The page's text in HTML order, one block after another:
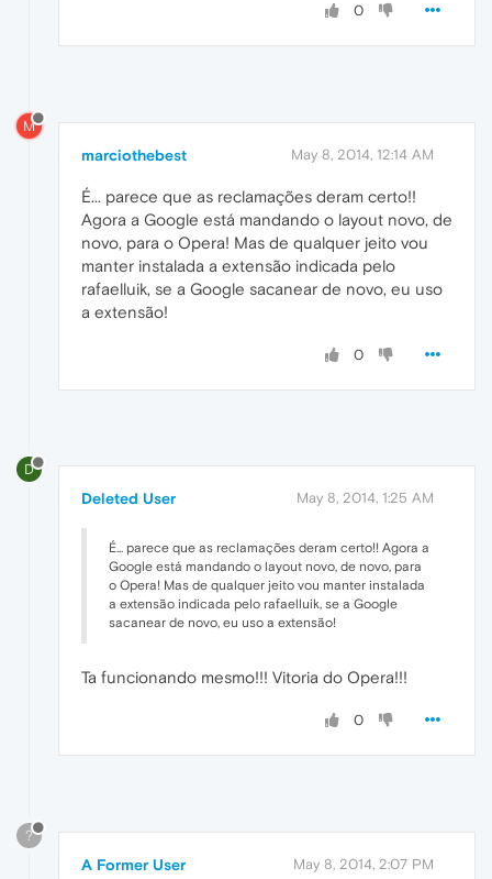
0
M
marciothebest May 8, 2014, 12:14 AM
É... parece que as reclamações deram certo!!
Agora a Google está mandando o layout novo, de
novo, para o Opera! Mas de qualquer jeito vou
manter instalada a extensão indicada pelo
rafaelluik, se a Google sacanear de novo, eu uso
a extensão!
0
D
Deleted User May 8, 2014, 1:25 AM
É... parece que as reclamações deram certo!! Agora a
Google está mandando o layout novo, de novo, para
o Opera! Mas de qualquer jeito vou manter instalada
a extensão indicada pelo rafaelluik, se a Google
sacanear de novo, eu uso a extensão!
Ta funcionando mesmo!!! Vitoria do Opera!!!
0
?
A Former User May 8, 2014, 2:07 PM